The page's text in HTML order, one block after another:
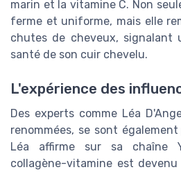
marin et la vitamine C. Non
ferme et uniforme, mais elle
chutes de cheveux, signalant
santé de son cuir chevelu.
L'expérience des
Des experts comme Léa
renommées, se sont
Léa affirme sur sa chaîne
collagène-vitamine est devenu